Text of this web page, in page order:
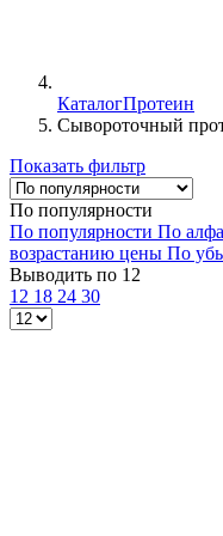
КаталогПротеин
Сывороточный
Показать фильтр
По популярности
По популярности По
возрастанию цены По
Выводить по 12
12 18 24 30